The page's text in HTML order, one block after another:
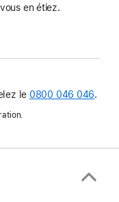
en étiez.
le 0800 046 046.